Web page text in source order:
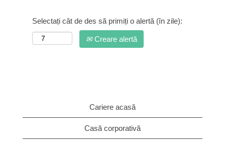
Selectați cât de des să primiți o alertă (în zile):
Creare alertă
Cariere acasă
Casă corporativă